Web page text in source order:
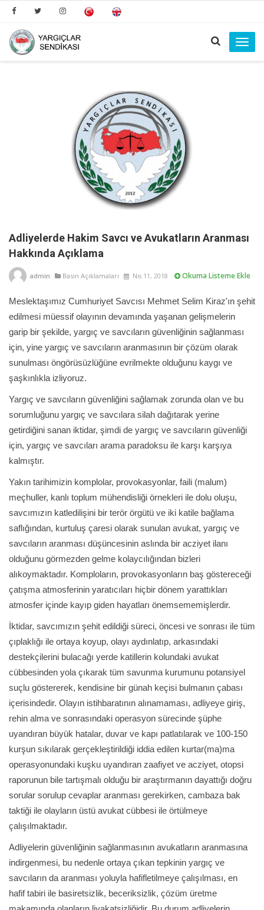
Adliyelerde Hakim Savcı ve Avukatların Aranması
Hakkında Açıklama
admin Basın Açıklamaları Nis 11, 2018 Okuma Listeme Ekle
Meslektaşımız Cumhuriyet Savcısı Mehmet Selim Kiraz'ın şehit
edilmesi müessif olayının devamında yaşanan gelişmelerin
garip bir şekilde, yargıç ve savcıların güvenliğinin sağlanması
için, yine yargıç ve savcıların aranmasının bir çözüm olarak
sunulması öngörüsüzlüğüne evrilmekte olduğunu kaygı ve
şaşkınlıkla izliyoruz.
Yargıç ve savcıların güvenliğini sağlamak zorunda olan ve bu
sorumluğunu yargıç ve savcılara silah dağıtarak yerine
getirdiğini sanan iktidar, şimdi de yargıç ve savcıların güvenliği
için, yargıç ve savcıları arama paradoksu ile karşı karşıya
kalmıştır.
Yakın tarihimizin komplolar, provokasyonlar, faili (malum)
meçhuller, kanlı toplum mühendisliği örnekleri ile dolu oluşu,
savcımızın katledilişini bir terör örgütü ve iki katile bağlama
saflığından, kurtuluş çaresi olarak sunulan avukat, yargıç ve
savcıların aranması düşüncesinin aslında bir acziyet ilanı
olduğunu görmezden gelme kolaycılığından bizleri
alıkoymaktadır. Komploların, provokasyonların baş göstereceği
çatışma atmosferinin yaratıcıları hiçbir dönem yarattıkları
atmosfer içinde kayıp giden hayatları önemsememişlerdir.
İktidar, savcımızın şehit edildiği süreci, öncesi ve sonrası ile tüm
çıplaklığı ile ortaya koyup, olayı aydınlatıp, arkasındaki
destekçilerini bulacağı yerde katillerin kolundaki avukat
cübbesinden yola çıkarak tüm savunma kurumunu potansiyel
suçlu göstererek, kendisine bir günah keçisi bulmanın çabası
içerisindedir. Olayın istihbaratının alınamaması, adliyeye giriş,
rehin alma ve sonrasındaki operasyon sürecinde şüphe
uyandıran büyük hatalar, duvar ve kapı patlatılarak ve 100-150
kurşun sıkılarak gerçekleştirildiği iddia edilen kurtar(ma)ma
operasyonundaki kuşku uyandıran zaafiyet ve acziyet, otopsi
raporunun bile tartışmalı olduğu bir araştırmanın dayattığı doğru
sorular sorulup cevaplar aranması gerekirken, cambaza bak
taktiği ile olayların üstü avukat cübbesi ile örtülmeye
çalışılmaktadır.
Adliyelerin güvenliğinin sağlanmasının avukatların aranmasına
indirgenmesi, bu nedenle ortaya çıkan tepkinin yargıç ve
savcıların da aranması yoluyla hafifletilmeye çalışılması, en
hafif tabiri ile basiretsizlik, beceriksizlik, çözüm üretme